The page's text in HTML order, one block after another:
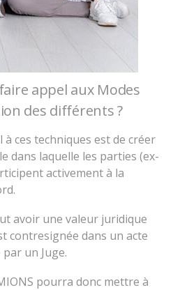
appel aux Modes
des différents ?
à ces techniques est de créer
dans laquelle les parties (ex-
activement à la
avoir une valeur juridique
contresignée dans un acte
un Juge.
pourra donc mettre à